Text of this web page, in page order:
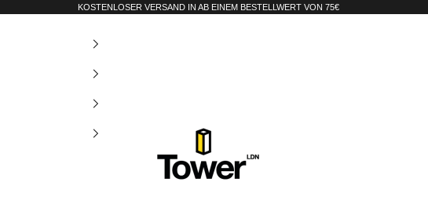
KOSTENLOSER VERSAND IN AB EINEM BESTELLWERT VON 75€
Tower-London.De